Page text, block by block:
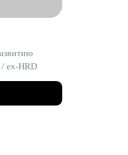
/ ex-HRD